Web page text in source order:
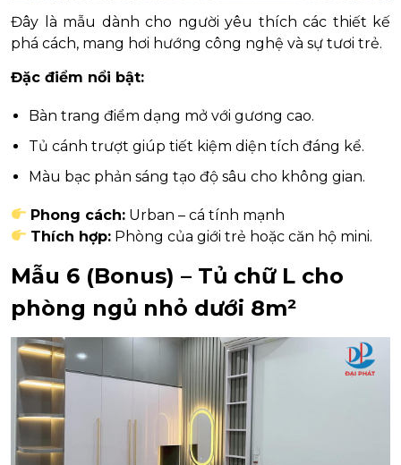
Đây là mẫu dành cho người yêu thích các thiết kế
phá cách, mang hơi hướng công nghệ và sự tươi trẻ.
Đặc điểm nổi bật:
Bàn trang điểm dạng mở với gương cao.
Tủ cánh trượt giúp tiết kiệm diện tích đáng kể.
Màu bạc phản sáng tạo độ sâu cho không gian.
Phong cách: Urban – cá tính mạnh
Thích hợp: Phòng của giới trẻ hoặc căn hộ mini.
Mẫu 6 (Bonus) – Tủ chữ L cho
phòng ngủ nhỏ dưới 8m²